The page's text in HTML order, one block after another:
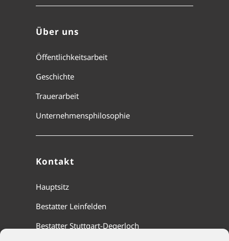
Über uns
Öffentlichkeitsarbeit
Geschichte
Trauerarbeit
Unternehmensphilosophie
Kontakt
Hauptsitz
Bestatter Leinfelden
Bestatter Stuttgart-Degerloch